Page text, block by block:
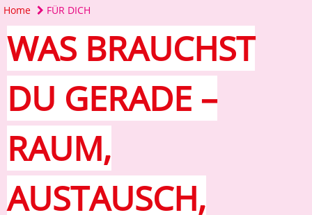
Home FÜR DICH
WAS BRAUCHST
DU GERADE –
RAUM,
AUSTAUSCH,